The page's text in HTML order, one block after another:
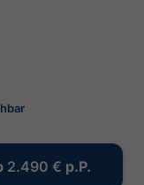
2.490 € p.P.